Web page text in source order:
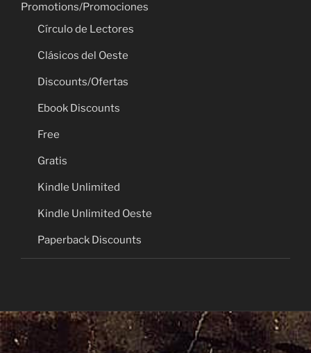
Promotions/Promociones
Círculo de Lectores
Clásicos del Oeste
Discounts/Ofertas
Ebook Discounts
Free
Gratis
Kindle Unlimited
Kindle Unlimited Oeste
Paperback Discounts